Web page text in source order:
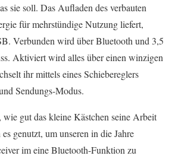
sie soll. Das Aufladen des verbauten
für mehrstündige Nutzung liefert,
Verbunden wird über Bluetooth und 3,5
Aktiviert wird alles über einen winzigen
ihr mittels eines Schiebereglers
Sendungs-Modus.
gut das kleine Kästchen seine Arbeit
genutzt, um unseren in die Jahre
im eine Bluetooth-Funktion zu